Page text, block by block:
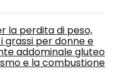
la perdita di peso,
per donne e
addominale gluteo
e la combustione